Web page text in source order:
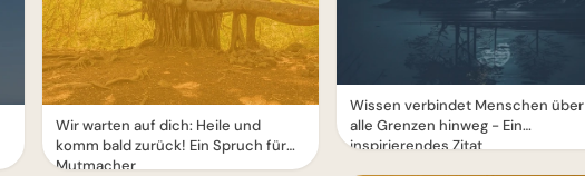
Wir warten auf dich: Heile und
komm bald zurück! Ein Spruch für
Mutmacher
Wissen verbindet Menschen über
alle Grenzen hinweg - Ein
inspirierendes Zitat